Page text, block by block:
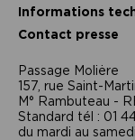
Informations
Contact presse
Passage Moliėre
157, rue Saint-
M° Rambuteau -
Standard tél : 01
du mardi au